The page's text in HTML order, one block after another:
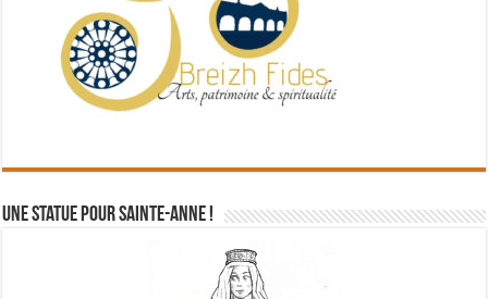
Une statue pour Sainte-Anne !